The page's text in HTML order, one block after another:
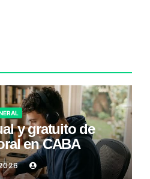
y gratuito de
en CABA
2026